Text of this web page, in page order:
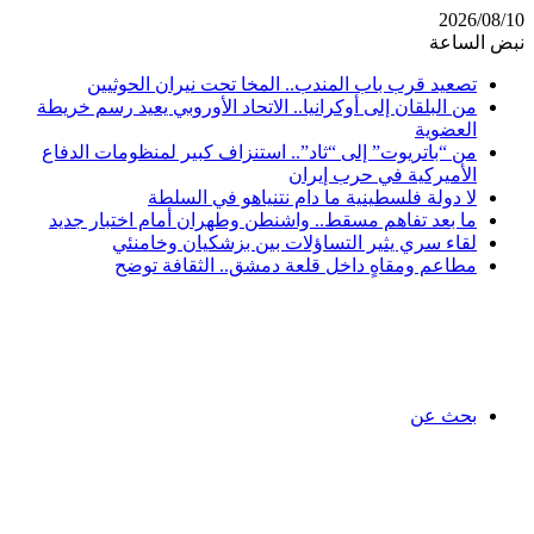
2026/08/10
نبض الساعة
تصعيد قرب باب المندب.. المخا تحت نيران الحوثيين
من البلقان إلى أوكرانيا.. الاتحاد الأوروبي يعيد رسم خريطة
العضوية
من “باتريوت” إلى “ثاد”.. استنزاف كبير لمنظومات الدفاع
الأميركية في حرب إيران
لا دولة فلسطينية ما دام نتنياهو في السلطة
ما بعد تفاهم مسقط.. واشنطن وطهران أمام اختبار جديد
لقاء سري يثير التساؤلات بين بزشكيان وخامنئي
مطاعم ومقاهٍ داخل قلعة دمشق.. الثقافة توضح
بحث عن